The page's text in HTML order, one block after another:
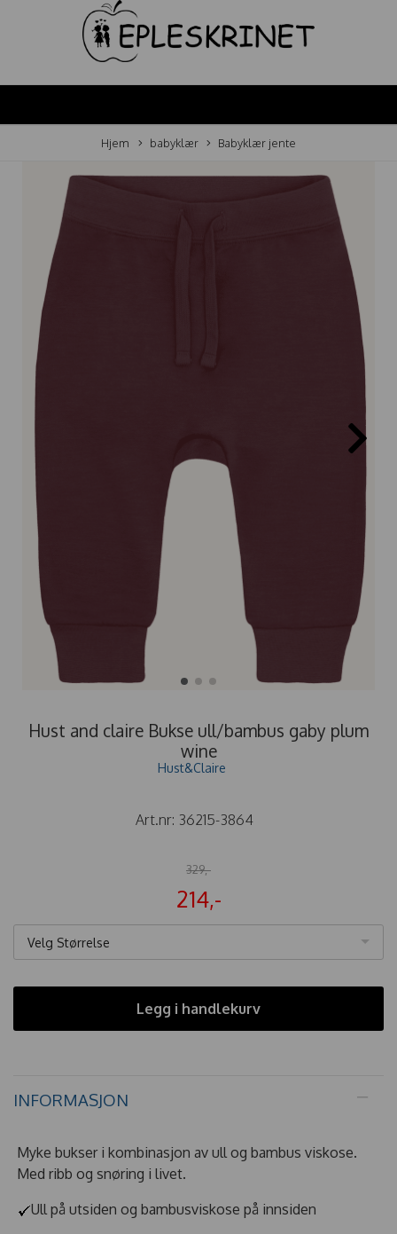
Hjem babyklær Babyklær jente
Hust and claire Bukse ull/bambus gaby plum
wine
Hust&Claire
Art.nr: 36215-3864
329,-
214,-
Velg Størrelse
Legg i handlekurv
INFORMASJON
Myke bukser i kombinasjon av ull og bambus viskose.
Med ribb og snøring i livet.
Ull på utsiden og bambusviskose på innsiden